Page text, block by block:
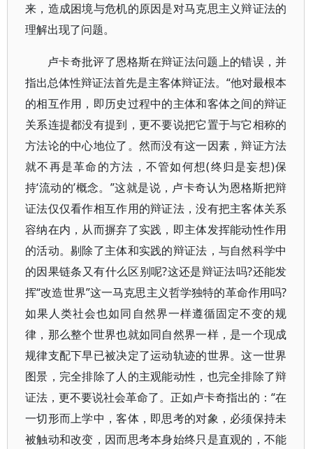
来，造成困境与危机的原因是对马克思主义辩证法的
理解出现了问题。
卢卡奇批评了恩格斯在辩证法问题上的错误，并
指出总体性辩证法首先是主客体辩证法。“他对最根本
的相互作用，即历史过程中的主体和客体之间的辩证
关系连提都没有提到，更不要说把它置于与它相称的
方法论的中心地位了。然而没有这一因素，辩证方法
就不再是革命的方法，不管如何想(终归是妄想)保
持‘流动的’概念。”这就是说，卢卡奇认为恩格斯把辩
证法仅仅看作相互作用的辩证法，没有把主客体关系
容纳在内，从而摒弃了实践，即主体发挥能动性作用
的活动。剔除了主体和实践的辩证法，与自然科学中
的因果链条又有什么区别呢?这还是辩证法吗?还能发
挥“改造世界”这一马克思主义哲学独特的革命作用吗?
如果人类社会也如同自然界一样遵循固定不变的规
律，那么整个世界也就如同自然界一样，是一个现成
规律支配下早已被决定了运动轨迹的世界。这一世界
图景，完全排除了人的主观能动性，也完全排除了辩
证法，更不要说社会革命了。正如卢卡奇指出的：“在
一切形而上学中，客体，即思考的对象，必须保持未
被触动和改变，因而思考本身始终只是直观的，不能